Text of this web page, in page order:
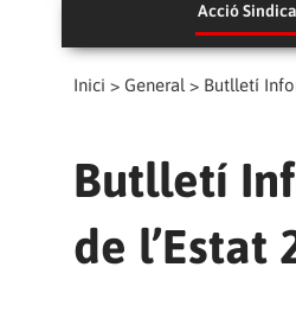
Acció
Inici > General > Butlletí
Butlletí
de l’Estat